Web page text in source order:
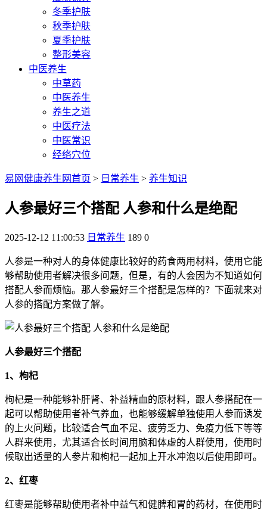
冬季护肤
秋季护肤
夏季护肤
整形美容
中医养生
中草药
中医养生
养生之道
中医疗法
中医常识
经络穴位
易网健康养生网首页 > 日常养生 > 养生知识
人参最好三个搭配 人参和什么是绝配
2025-12-12 11:00:53 日常养生 189 0
人参是一种对人的身体健康比较好的药食两用材料，使用它能
够帮助使用者解决很多问题，但是，有的人会因为不知道如何
搭配人参而烦恼。那人参最好三个搭配是怎样的？下面就来对
人参的搭配方案做了解。
人参最好三个搭配
1、枸杞
枸杞是一种能够补肝肾、补益精血的原材料，跟人参搭配在一
起可以帮助使用者补气养血，也能够缓解单独使用人参而诱发
的上火问题，比较适合气血不足、疲劳乏力、免疫力低下等等
人群来使用，尤其适合长时间用脑和体虚的人群使用，使用时
候取出适量的人参片和枸杞一起加上开水冲泡以后使用即可。
2、红枣
红枣是能够帮助使用者补中益气和健脾和胃的药材，在使用时